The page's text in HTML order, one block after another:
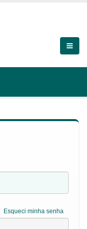
Esqueci minha senha